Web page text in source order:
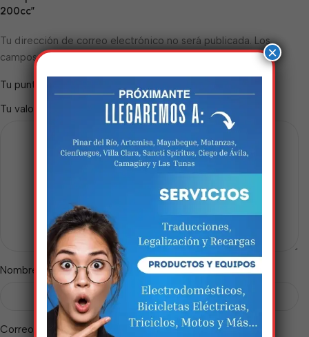
200cc”
Tu dirección de correo electrónico no será publicada. Los
campos obligatorios están marcados con
Tu puntuación
Tu valoración
Nombre *
Correo electrónico*
×
Estamos trabalhando
nisso!
Em breve, esta página estará
disponível com novidades
incríveis. Agradecemos pela
paciência e compreensão.